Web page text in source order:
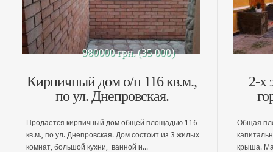
980000 грн. (35 000)
Кирпичный дом о/п 116 кв.м.,
по ул. Днепровская.
Продается кирпичный дом общей площадью 116
кв.м., по ул. Днепровская. Дом состоит из 3 жилых
комнат, большой кухни, ванной и...
2-х
Общая
крыша.